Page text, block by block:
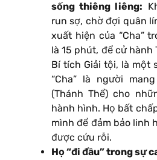
sống thiêng liêng:
run sợ, chờ đợi quân
xuất hiện của “Cha”
là 15 phút, để cử hành
Bí tích Giải tội, là một
“Cha” là người
(Thánh Thể) cho
hành hình. Họ bất
mình để đảm bảo linh
được cứu rỗi.
Họ “đi đầu” trong sự